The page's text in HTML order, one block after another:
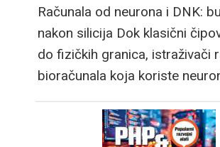
Računala od neurona i DNK:
nakon silicija Dok klasični
do fizičkih granica, istraživači
bioračunala koja koriste